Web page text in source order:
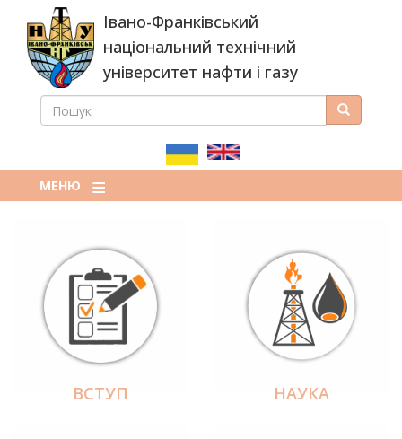
основного
вмісту
Івано-Франківський
національний технічний
університет нафти і газу
ПОШУКОВА
ПОШУК Пошук
МЕНЮ
ВСТУП НАУКА